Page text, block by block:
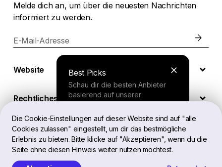
Die Cookie-Einstellungen auf dieser Website sind auf "alle
Cookies zulassen" eingestellt, um dir das bestmögliche
Erlebnis zu bieten. Bitte klicke auf "Akzeptieren", wenn du die
Seite ohne diesen Hinweis weiter nutzen möchtest.
Best Picks
Schau dir die besten Anbieter
basierend auf unserer
Finder Tool
Beantworte ein paar Fragen und
erhalte eine personalisierte
Melde dich an, um über die neuesten Nachrichten
informiert zu werden.
E-Mail-Adresse
Website
Rechtliches
DE